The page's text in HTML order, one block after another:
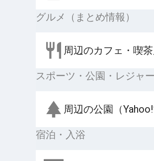
グルメ（まとめ情報）
周辺のカフェ・喫
スポーツ・公園・レジャー
周辺の公園（Yahoo!
宿泊・入浴